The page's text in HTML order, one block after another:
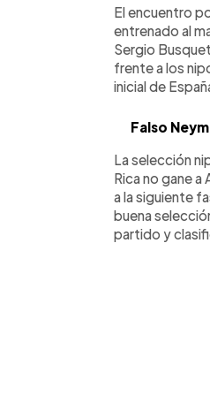
El encuentro
entrenado al
Sergio
frente a los
inicial de
Falso
La selección
Rica no gane
a la siguiente
buena
partido y